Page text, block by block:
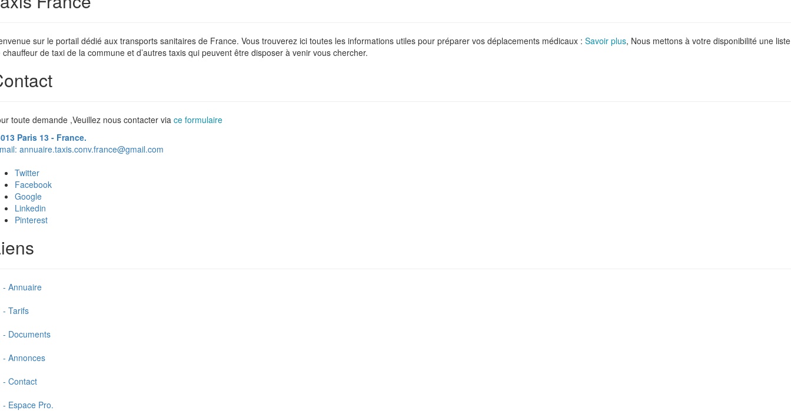
sur le portail dédié aux transports sanitaires de France. Vous trouverez ici toutes les informations utiles pour préparer vos déplacements médicaux : Savoir plus, Nous mettons à votre disponibilité une liste
chauffeur de taxi de la commune et d’autres taxis qui peuvent être disposer à venir vous chercher.
toute demande ,Veuillez nous contacter via ce formulaire
Paris 13 - France.
annuaire.taxis.conv.france@gmail.com
Twitter
Facebook
Google
Linkedin
Pinterest
- Annuaire
- Tarifs
- Documents
- Annonces
- Contact
- Espace Pro.